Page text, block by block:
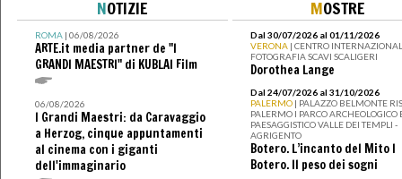
NOTIZIE
ROMA| 06/08/2026
ARTE.it media partner de "I
GRANDI MAESTRI" di KUBLAI Film
06/08/2026
I Grandi Maestri: da Caravaggio
a Herzog, cinque appuntamenti
al cinema con i giganti
dell'immaginario
MOSTRE
Dal 30/07/2026 al 01/11/2026
VERONA | CENTRO
FOTOGRAFIA SCAVI SCALIGERI
Dorothea Lange
Dal 24/07/2026 al 31/10/2026
PALERMO | PALAZZO BELMONTE
PALERMO I PARCO ARCHEOLOGICO
PAESAGGISTICO VALLE DEI TEMPLI -
AGRIGENTO
Botero. L’incanto del Mito I
Botero. Il peso dei sogni